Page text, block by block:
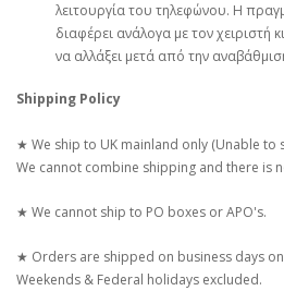
λειτουργία του τηλεφώνου. Η
διαφέρει ανάλογα με τον χειριστή
να αλλάξει μετά από την
Shipping Policy
★ We ship to UK mainland only (Unable to
We cannot combine shipping and there is
★ We cannot ship to PO boxes or APO's.
★ Orders are shipped on business days
Weekends & Federal holidays excluded.